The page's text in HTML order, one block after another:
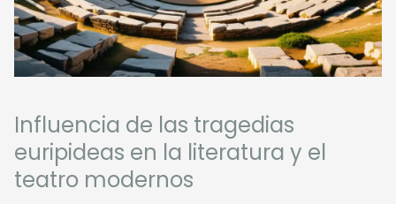
Influencia de las tragedias
euripideas en la literatura y el
teatro modernos